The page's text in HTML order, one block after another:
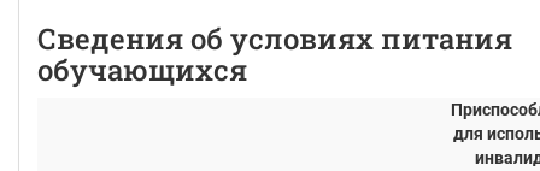
Сведения об условиях питания
обучающихся
для